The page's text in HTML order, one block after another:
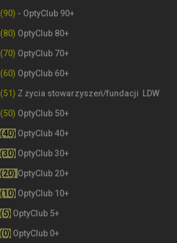
(90) - OptyClub 90+
(80) OptyClub 80+
(70) OptyClub 70+
(60) OptyClub 60+
(51) Z życia stowarzyszeń/fundacji LDW
(50) OptyClub 50+
(40) OptyClub 40+
(30) OptyClub 30+
(20) OptyClub 20+
(10) OptyClub 10+
(5) OptyClub 5+
(0) OptyClub 0+